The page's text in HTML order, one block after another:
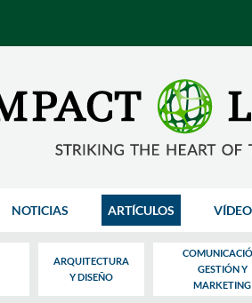
NOTICIAS ARTÍCULOS
ARQUITECTURA
Y DISEÑO
GESTIÓN Y
MARKETING